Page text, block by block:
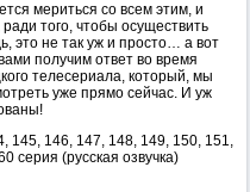
мериться со всем этим, и
того, чтобы осуществить
это не так уж и просто… а вот
получим ответ во время
телесериала, который, мы
уже прямо сейчас. И уж
145, 146, 147, 148, 149, 150, 151,
серия (русская озвучка)